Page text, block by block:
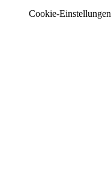
Cookie-Einstellungen